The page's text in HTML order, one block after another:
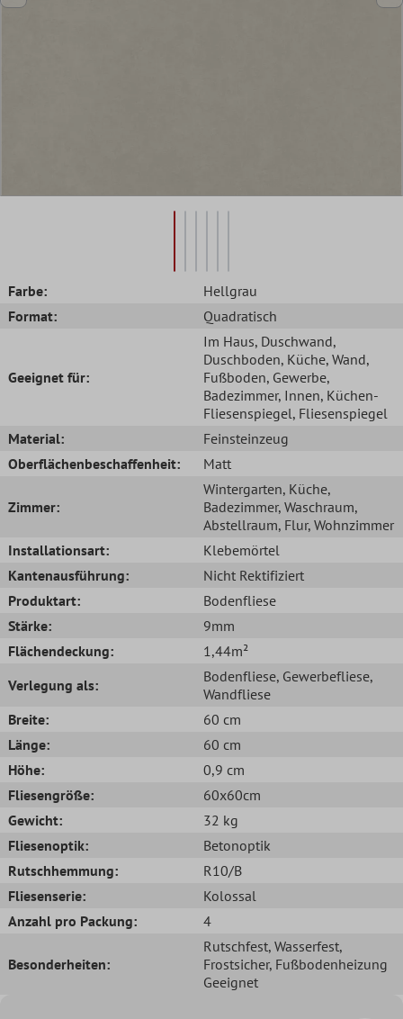
Farbe:
Hellgrau
Format:
Quadratisch
Geeignet für:
Im Haus, Duschwand,
Duschboden, Küche, Wand,
Fußboden, Gewerbe,
Badezimmer, Innen, Küchen-
Fliesenspiegel, Fliesenspiegel
Material:
Feinsteinzeug
Oberflächenbeschaffenheit:
Matt
Zimmer:
Wintergarten, Küche,
Badezimmer, Waschraum,
Abstellraum, Flur, Wohnzimmer
Installationsart:
Klebemörtel
Kantenausführung:
Nicht Rektifiziert
Produktart:
Bodenfliese
Stärke:
9mm
Flächendeckung:
1,44m²
Verlegung als:
Bodenfliese, Gewerbefliese,
Wandfliese
Breite:
60 cm
Länge:
60 cm
Höhe:
0,9 cm
Fliesengröße:
60x60cm
Gewicht:
32 kg
Fliesenoptik:
Betonoptik
Rutschhemmung:
R10/B
Fliesenserie:
Kolossal
Anzahl pro Packung:
4
Besonderheiten:
Rutschfest, Wasserfest,
Frostsicher, Fußbodenheizung
Geeignet